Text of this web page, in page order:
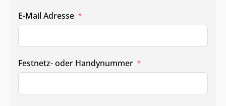
E-Mail Adresse
Festnetz- oder Handynummer